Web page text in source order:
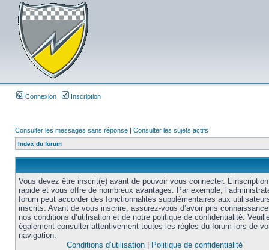
Connexion Inscription
Consulter les messages sans réponse | Consulter les sujets actifs
Index du forum
Vous devez être inscrit(e) avant de pouvoir vous connecter.
rapide et vous offre de nombreux avantages. Par exemple,
forum peut accorder des fonctionnalités supplémentaires aux
inscrits. Avant de vous inscrire, assurez-vous d’avoir pris
nos conditions d’utilisation et de notre politique de confidentialité.
également consulter attentivement toutes les règles du forum lors de
navigation.
Conditions d’utilisation
Politique de confidentialité